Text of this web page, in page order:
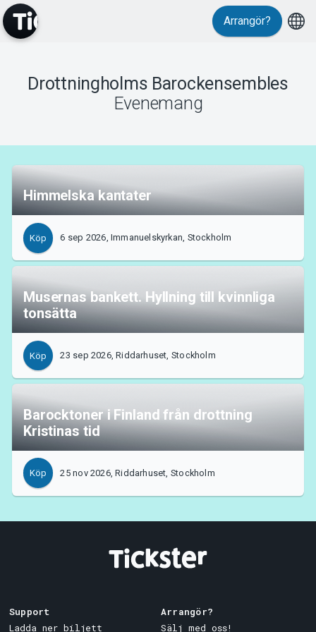
MyTickster
Support
Om Tickster
Arrangör?
Drottningholms Barockensembles
Evenemang
Himmelska kantater
Köp 6 sep 2026, Immanuelskyrkan, Stockholm
Musernas bankett. Hyllning till kvinnliga
tonsätta
Köp 23 sep 2026, Riddarhuset, Stockholm
Barocktoner i Finland från drottning
Kristinas tid
Köp 25 nov 2026, Riddarhuset, Stockholm
Support
Ladda ner biljett
Arrangör?
Sälj med oss!